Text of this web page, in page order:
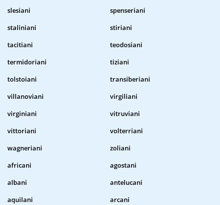
slesiani
spenseriani
staliniani
stiriani
tacitiani
teodosiani
termidoriani
tiziani
tolstoiani
transiberiani
villanoviani
virgiliani
virginiani
vitruviani
vittoriani
volterriani
wagneriani
zoliani
africani
agostani
albani
antelucani
aquilani
arcani